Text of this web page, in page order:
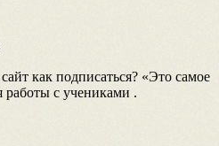
как подписаться? «Это самое
работы с учениками .